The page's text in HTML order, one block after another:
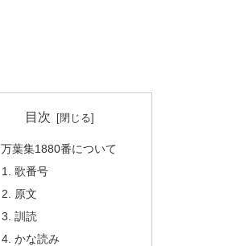
目次
万葉集1880番について
歌番号
原文
訓読
かな読み